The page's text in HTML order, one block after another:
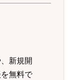
新規開
無料で